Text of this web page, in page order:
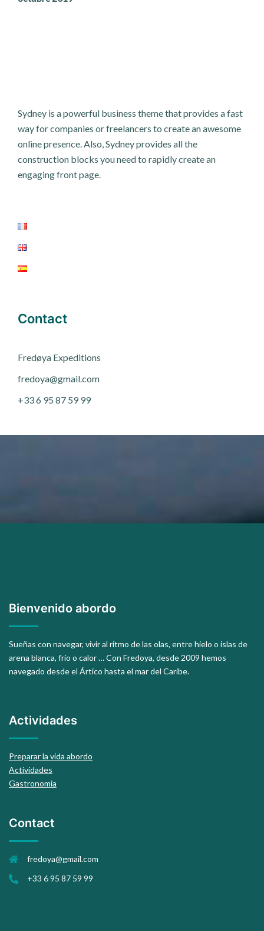
Sydney is a powerful business theme that provides a fast
way for companies or freelancers to create an awesome
online presence. Also, Sydney provides all the
construction blocks you need to rapidly create an
engaging front page.
Contact
Fredøya Expeditions
fredoya@gmail.com
+33 6 95 87 59 99
Bienvenido abordo
Sueñas con navegar, vivir al ritmo de las olas, entre hielo o islas de
arena blanca, frío o calor … Con Fredoya, desde 2009 hemos
navegado desde el Ártico hasta el mar del Caribe.
Actividades
Preparar la vida abordo
Actividades
Gastronomia
Contact
fredoya@gmail.com
+33 6 95 87 59 99